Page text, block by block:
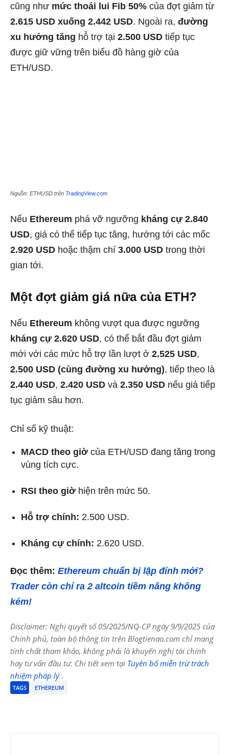
cũng như mức thoái lui Fib 50% của đợt giảm từ
2.615 USD xuống 2.442 USD. Ngoài ra, đường
xu hướng tăng hỗ trợ tại 2.500 USD tiếp tục
được giữ vững trên biểu đồ hàng giờ của
ETH/USD.
Nguồn: ETHUSD trên TradingView.com
Nếu Ethereum phá vỡ ngưỡng kháng cự 2.840
USD, giá có thể tiếp tục tăng, hướng tới các mốc
2.920 USD hoặc thậm chí 3.000 USD trong thời
gian tới.
Một đợt giảm giá nữa của ETH?
Nếu Ethereum không vượt qua được ngưỡng
kháng cự 2.620 USD, có thể bắt đầu đợt giảm
mới với các mức hỗ trợ lần lượt ở 2.525 USD,
2.500 USD (cùng đường xu hướng), tiếp theo là
2.440 USD, 2.420 USD và 2.350 USD nếu giá tiếp
tục giảm sâu hơn.
Chỉ số kỹ thuật:
MACD theo giờ của ETH/USD đang tăng trong
vùng tích cực.
RSI theo giờ hiện trên mức 50.
Hỗ trợ chính: 2.500 USD.
Kháng cự chính: 2.620 USD.
Đọc thêm: Ethereum chuẩn bị lập đỉnh mới?
Trader còn chỉ ra 2 altcoin tiềm năng không
kém!
Disclaimer: Nghị quyết số 05/2025/NQ-CP ngày 9/9/2025 của
Chính phủ, toàn bộ thông tin trên Blogtienao.com chỉ mang
tính chất tham khảo, không phải là khuyến nghị tài chính
hay tư vấn đầu tư. Chi tiết xem tại Tuyên bố miễn trừ trách
nhiệm pháp lý.
TAGS ETHEREUM